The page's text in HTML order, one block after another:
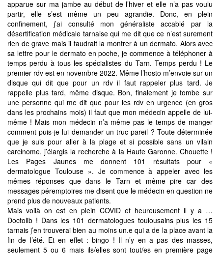
apparue sur ma jambe au début de l’hiver et elle n’a pas voulu
partir, elle s’est même un peu agrandie. Donc, en plein
confinement, j’ai consulté mon généraliste accablé par la
désertification médicale tarnaise qui me dit que ce n’est surement
rien de grave mais il faudrait la montrer à un dermato. Alors avec
sa lettre pour le dermato en poche, je commence à téléphoner à
temps perdu à tous les spécialistes du Tarn. Temps perdu ! Le
premier rdv est en novembre 2022. Même l’hosto m’envoie sur un
disque qui dit que pour un rdv il faut rappeler plus tard. Je
rappelle plus tard, même disque. Bon, finalement je tombe sur
une personne qui me dit que pour les rdv en urgence (en gros
dans les prochains mois) il faut que mon médecin appelle de lui-
même ! Mais mon médecin n’a même pas le temps de manger
comment puis-je lui demander un truc pareil ? Toute déterminée
que je suis pour aller à la plage et si possible sans un vilain
carcinome, j’élargis la recherche à la Haute Garonne. Chouette !
Les Pages Jaunes me donnent 101 résultats pour «
dermatologue Toulouse ». Je commence à appeler avec les
mêmes réponses que dans le Tarn et même pire car des
messages péremptoires me disent que le médecin en question ne
prend plus de nouveaux patients.
Mais voilà on est en plein COVID et heureusement il y a …
Doctolib ! Dans les 101 dermatologues toulousains plus les 15
tarnais j’en trouverai bien au moins un.e qui a de la place avant la
fin de l’été. Et en effet : bingo ! Il n’y en a pas des masses,
seulement 5 ou 6 mais ils/elles sont tout/es en première page